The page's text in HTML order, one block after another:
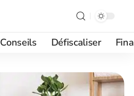
Conseils Défiscaliser